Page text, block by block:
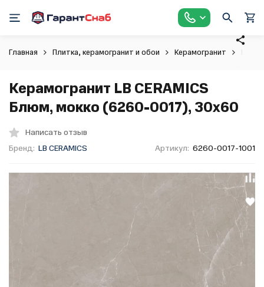
Главная Плитка, керамогранит и обои Керамогранит
Керамогранит LB CERAMICS
Блюм, мокко (6260-0017), 30x60
Написать отзыв
Бренд: LB CERAMICS Артикул: 6260-0017-1001